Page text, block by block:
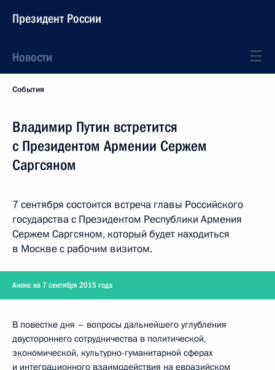
Президент России
Новости
События
Владимир Путин встретится
с Президентом Армении Сержем
Саргсяном
7 сентября состоится встреча главы Российского
государства с Президентом Республики Армения
Сержем Саргсяном, который будет находиться
в Москве с рабочим визитом.
Анонс на 7 сентября 2015 года
В повестке дня – вопросы дальнейшего углубления
двустороннего сотрудничества в политической,
экономической, культурно-гуманитарной сферах
и интеграционного взаимодействия на евразийском